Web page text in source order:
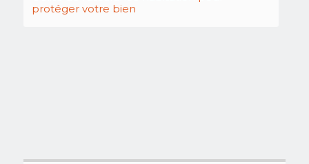
protéger votre bien